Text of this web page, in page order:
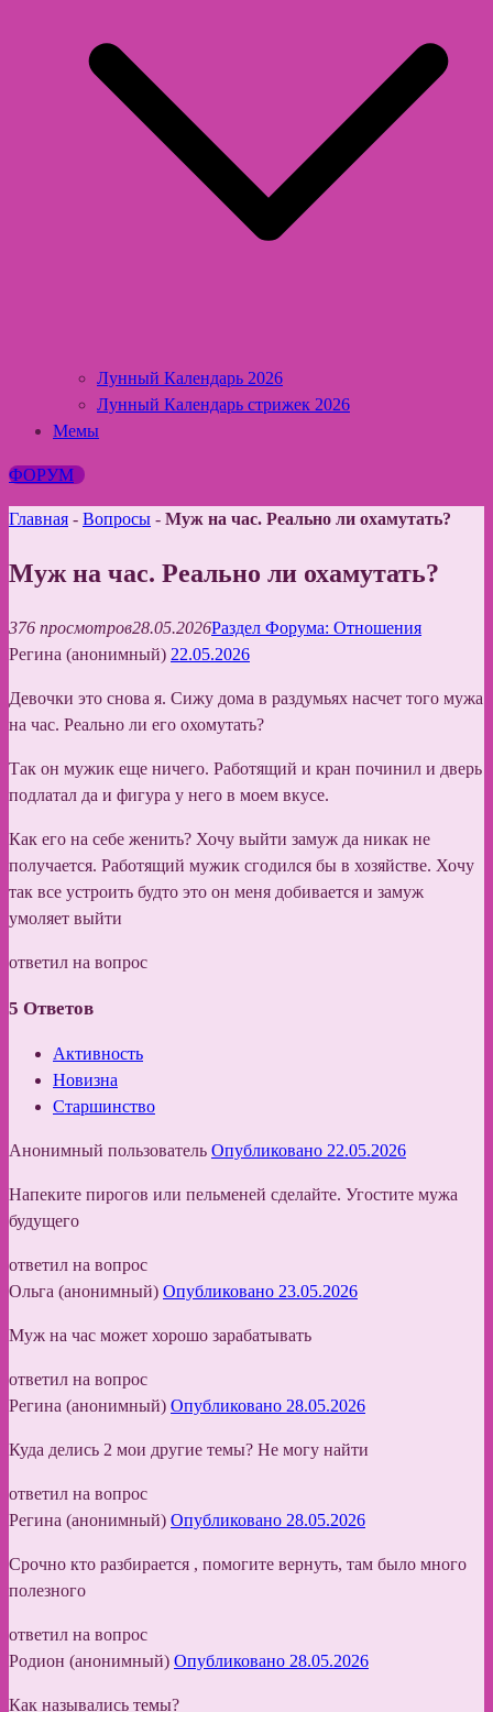
Лунный Календарь 2026
Лунный Календарь стрижек 2026
Мемы
ФОРУМ
Главная - Вопросы - Муж на час. Реально ли охамутать?
Муж на час. Реально ли охамутать?
376 просмотров28.05.2026Раздел Форума: Отношения
Регина (анонимный) 22.05.2026
Девочки это снова я. Сижу дома в раздумьях насчет того мужа
на час. Реально ли его охомутать?
Так он мужик еще ничего. Работящий и кран починил и дверь
подлатал да и фигура у него в моем вкусе.
Как его на себе женить? Хочу выйти замуж да никак не
получается. Работящий мужик сгодился бы в хозяйстве. Хочу
так все устроить будто это он меня добивается и замуж
умоляет выйти
ответил на вопрос
5 Ответов
Активность
Новизна
Старшинство
Анонимный пользователь Опубликовано 22.05.2026
Напеките пирогов или пельменей сделайте. Угостите мужа
будущего
ответил на вопрос
Ольга (анонимный) Опубликовано 23.05.2026
Муж на час может хорошо зарабатывать
ответил на вопрос
Регина (анонимный) Опубликовано 28.05.2026
Куда делись 2 мои другие темы? Не могу найти
ответил на вопрос
Регина (анонимный) Опубликовано 28.05.2026
Срочно кто разбирается , помогите вернуть, там было много
полезного
ответил на вопрос
Родион (анонимный) Опубликовано 28.05.2026
Как назывались темы?